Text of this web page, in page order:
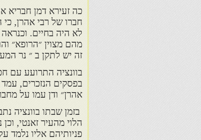
כה זעירא דמן חבריא
חברו של רבי אהרן, כי
לא היה בחיים.
מהם מצוין ״הרופא״
זה יש לתקן ב ״ נר המערב ״ עמי 102 ובמה שכתבתי
בוונציה התרועע עם
בפסקים הנזכרים, עמד
אהרן״ ודן עמו על
בזמן שבתו בוונציה
הלוי מהעיר זאנטי,
פניותיהם אליו נלמד